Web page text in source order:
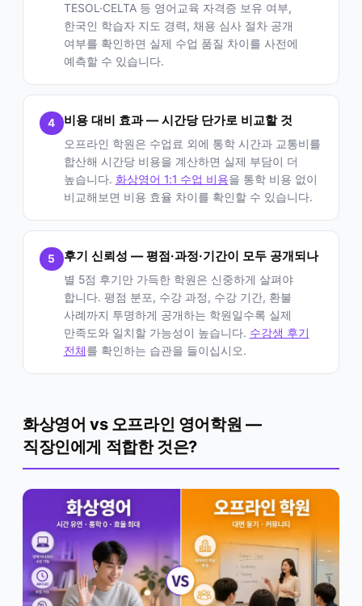
TESOL·CELTA 등 영어교육 자격증 보유 여부,
한국인 학습자 지도 경력, 채용 심사 절차 공개
여부를 확인하면 실제 수업 품질 차이를 사전에
예측할 수 있습니다.
4 비용 대비 효과 — 시간당 단가로 비교할 것
오프라인 학원은 수업료 외에 통학 시간과 교통비를
합산해 시간당 비용을 계산하면 실제 부담이 더
높습니다. 화상영어 1:1 수업 비용을 통학 비용 없이
비교해보면 비용 효율 차이를 확인할 수 있습니다.
5 후기 신뢰성 — 평점·과정·기간이 모두 공개되나
별 5점 후기만 가득한 학원은 신중하게 살펴야
합니다. 평점 분포, 수강 과정, 수강 기간, 환불
사례까지 투명하게 공개하는 학원일수록 실제
만족도와 일치할 가능성이 높습니다. 수강생 후기
전체를 확인하는 습관을 들이십시오.
화상영어 vs 오프라인 영어학원 —
직장인에게 적합한 것은?